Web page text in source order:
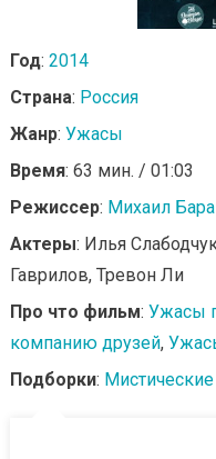
Год: 2014
Страна: Россия
Жанр: Ужасы
Время: 63 мин. / 01:03
Режиссер: Михаил
Актеры: Илья
Гаврилов, Тревон Ли
Про что фильм: Ужасы
компанию друзей,
Подборки: